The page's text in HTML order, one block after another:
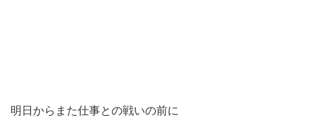
明日からまた仕事との戦いの前に